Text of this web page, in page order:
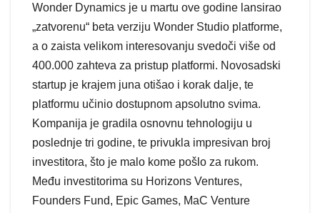
Wonder Dynamics je u martu ove godine lansirao
„zatvorenu“ beta verziju Wonder Studio platforme,
a o zaista velikom interesovanju svedoči više od
400.000 zahteva za pristup platformi. Novosadski
startup je krajem juna otišao i korak dalje, te
platformu učinio dostupnom apsolutno svima.
Kompanija je gradila osnovnu tehnologiju u
poslednje tri godine, te privukla impresivan broj
investitora, što je malo kome pošlo za rukom.
Među investitorima su Horizons Ventures,
Founders Fund, Epic Games, MaC Venture